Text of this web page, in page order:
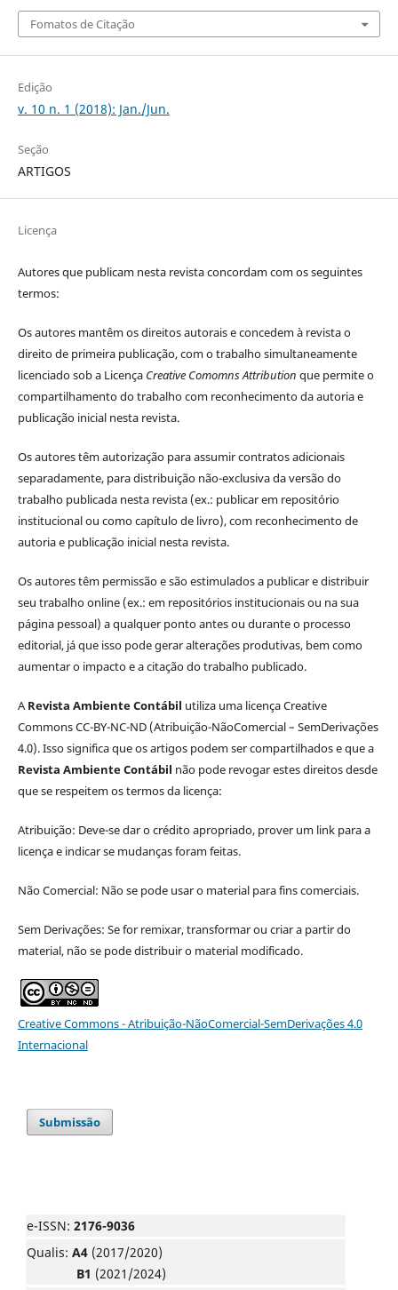
Fomatos de Citação
Edição
v. 10 n. 1 (2018): Jan./Jun.
Seção
ARTIGOS
Licença
Autores que publicam nesta revista concordam com os seguintes
termos:
Os autores mantêm os direitos autorais e concedem à revista o
direito de primeira publicação, com o trabalho simultaneamente
licenciado sob a Licença Creative Comomns Attribution que permite o
compartilhamento do trabalho com reconhecimento da autoria e
publicação inicial nesta revista.
Os autores têm autorização para assumir contratos adicionais
separadamente, para distribuição não-exclusiva da versão do
trabalho publicada nesta revista (ex.: publicar em repositório
institucional ou como capítulo de livro), com reconhecimento de
autoria e publicação inicial nesta revista.
Os autores têm permissão e são estimulados a publicar e distribuir
seu trabalho online (ex.: em repositórios institucionais ou na sua
página pessoal) a qualquer ponto antes ou durante o processo
editorial, já que isso pode gerar alterações produtivas, bem como
aumentar o impacto e a citação do trabalho publicado.
ARevista Ambiente Contábil utiliza uma licença Creative
Commons CC-BY-NC-ND (Atribuição-NãoComercial – SemDerivações
4.0). Isso significa que os artigos podem ser compartilhados e que a
Revista Ambiente Contábil não pode revogar estes direitos desde
que se respeitem os termos da licença:
Atribuição: Deve-se dar o crédito apropriado, prover um link para a
licença e indicar se mudanças foram feitas.
Não Comercial: Não se pode usar o material para fins comerciais.
Sem Derivações: Se for remixar, transformar ou criar a partir do
material, não se pode distribuir o material modificado.
Creative Commons - Atribuição-NãoComercial-SemDerivações 4.0
Internacional
Submissão
e-ISSN: 2176-9036
Qualis: A4 (2017/2020)
B1 (2021/2024)